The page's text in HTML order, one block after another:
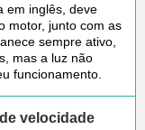
em inglês, deve
motor, junto com as
sempre ativo,
mas a luz não
funcionamento.
velocidade